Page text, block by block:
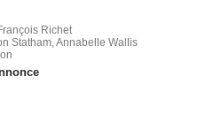
Richet
Statham, Annabelle Wallis